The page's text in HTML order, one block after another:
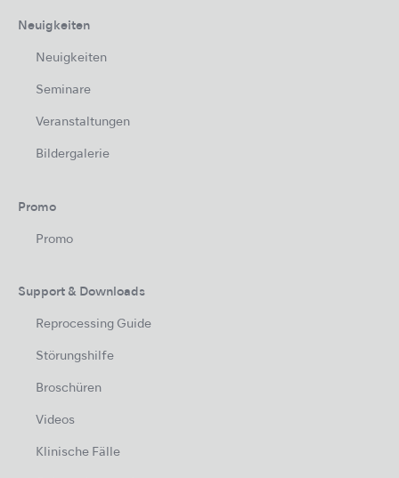
Neuigkeiten
Neuigkeiten
Seminare
Veranstaltungen
Bildergalerie
Promo
Promo
Support & Downloads
Reprocessing Guide
Störungshilfe
Broschüren
Videos
Klinische Fälle